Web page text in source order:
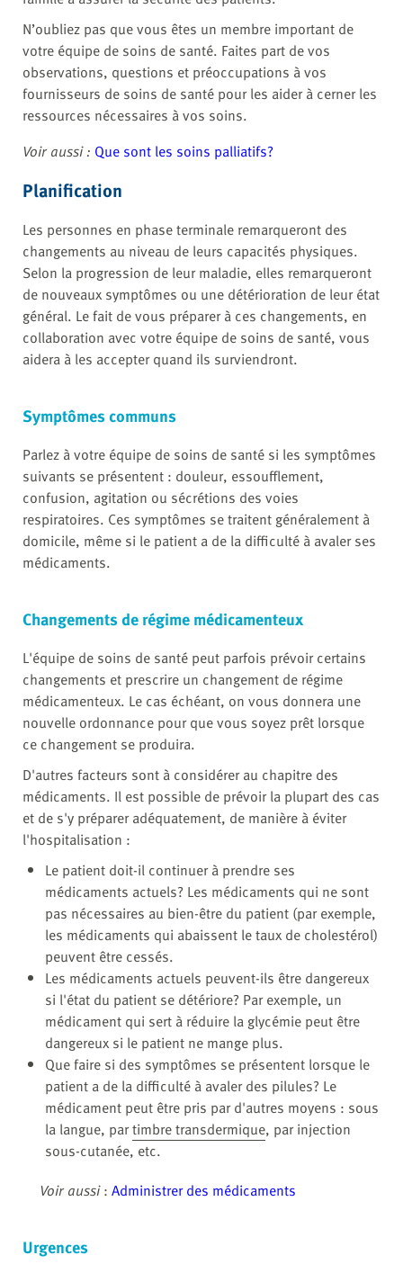
N’oubliez pas que vous êtes un membre important de
votre équipe de soins de santé. Faites part de vos
observations, questions et préoccupations à vos
fournisseurs de soins de santé pour les aider à cerner les
ressources nécessaires à vos soins.
Voir aussi : Que sont les soins palliatifs?
Planification
Les personnes en phase terminale remarqueront des
changements au niveau de leurs capacités physiques.
Selon la progression de leur maladie, elles remarqueront
de nouveaux symptômes ou une détérioration de leur état
général. Le fait de vous préparer à ces changements, en
collaboration avec votre équipe de soins de santé, vous
aidera à les accepter quand ils surviendront.
Symptômes communs
Parlez à votre équipe de soins de santé si les symptômes
suivants se présentent : douleur, essoufflement,
confusion, agitation ou sécrétions des voies
respiratoires. Ces symptômes se traitent généralement à
domicile, même si le patient a de la difficulté à avaler ses
médicaments.
Changements de régime médicamenteux
L'équipe de soins de santé peut parfois prévoir certains
changements et prescrire un changement de régime
médicamenteux. Le cas échéant, on vous donnera une
nouvelle ordonnance pour que vous soyez prêt lorsque
ce changement se produira.
D'autres facteurs sont à considérer au chapitre des
médicaments. Il est possible de prévoir la plupart des cas
et de s'y préparer adéquatement, de manière à éviter
l'hospitalisation :
Le patient doit-il continuer à prendre ses
médicaments actuels? Les médicaments qui ne sont
pas nécessaires au bien-être du patient (par exemple,
les médicaments qui abaissent le taux de cholestérol)
peuvent être cessés.
Les médicaments actuels peuvent-ils être dangereux
si l'état du patient se détériore? Par exemple, un
médicament qui sert à réduire la glycémie peut être
dangereux si le patient ne mange plus.
Que faire si des symptômes se présentent lorsque le
patient a de la difficulté à avaler des pilules? Le
médicament peut être pris par d'autres moyens : sous
la langue, partimbre transdermique, par injection
sous-cutanée, etc.
Voir aussi: Administrer des médicaments
Urgences